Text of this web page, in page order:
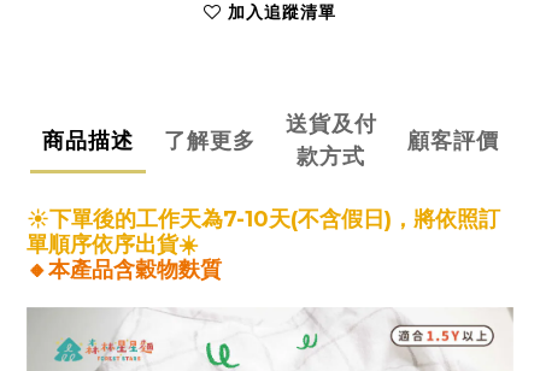
加入追蹤清單
商品描述 了解更多
送貨及付
款方式
顧客評價
☀️下單後的工作天為7-10天(不含假日)，將依照訂
單順序依序出貨☀️
🔸本產品含穀物麩質